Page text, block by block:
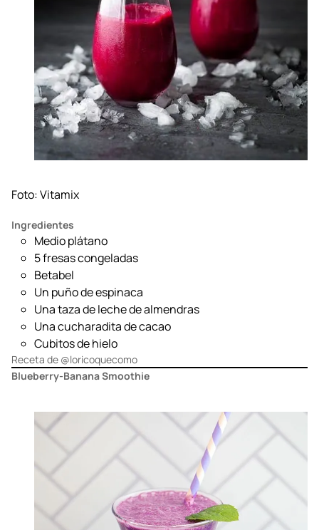
Foto:Vitamix
Ingredientes
Medio plátano
5 fresas congeladas
Betabel
Un puño de espinaca
Una taza de leche de almendras
Una cucharadita de cacao
Cubitos de hielo
Receta de @loricoquecomo
Blueberry-Banana Smoothie